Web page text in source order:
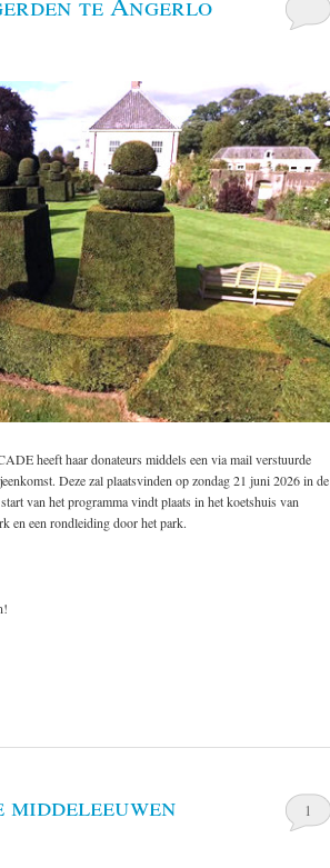
heeft haar donateurs middels een via mail verstuurde
Deze zal plaatsvinden op zondag 21 juni 2026in de
van het programma vindt plaats in het koetshuis van
en een rondleiding door het park.
1